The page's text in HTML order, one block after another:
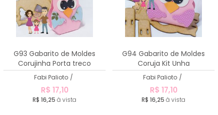
G93 Gabarito de Moldes
Corujinha Porta treco
Fabi Palioto /
R$ 17,10
R$ 16,25 à vista
G94 Gabarito de Moldes
Coruja Kit Unha
Fabi Palioto /
R$ 17,10
R$ 16,25 à vista